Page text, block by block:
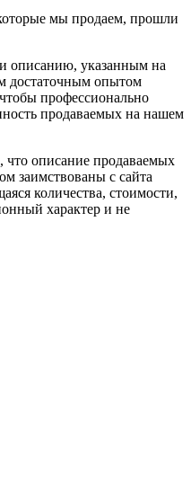
мы продаем, прошли
описанию, указанным на
достаточным опытом
профессионально
продаваемых на нашем
описание продаваемых
заимствованы с сайта
количества, стоимости,
характер и не